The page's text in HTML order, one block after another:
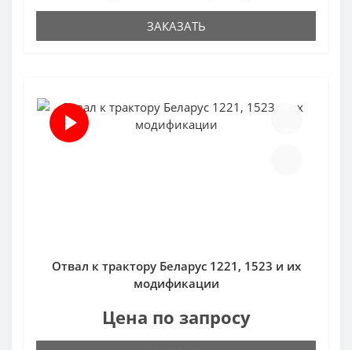
ЗАКАЗАТЬ
Отвал к трактору Беларус 1221, 1523 и их
модификации
Цена по запросу